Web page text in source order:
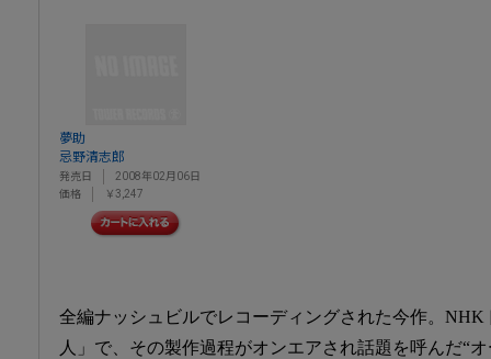
夢助
忌野清志郎
発売日
2008年02月06日
価格
￥3,247
全編ナッシュビルでレコーディングされた今作。
人」で、その製作過程がオンエアされ話題を呼んだ“